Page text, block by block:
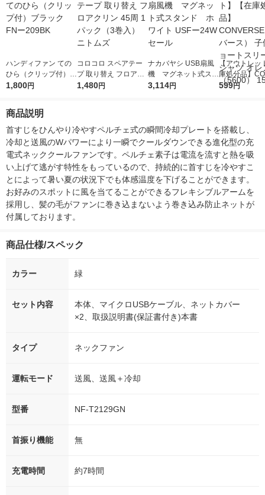
ハンディファン ての
ひら（クリップ付）ブ
ラック FNー209BK
1,800円
コロコロ スペアテー
プ 取り替え フロアク
リン 45周 1パック（3
1,480円
ナカバヤシ USB扇風
機 マグネット式スタ
ンド ホワイト USF
3,114円
【アウトレッ
庫処分品】
E（コンバー
599円
商品説明
首すじをひんやり冷やすペルチェ式の瞬間冷却プレートを搭載し、
冷却と送風のWパワーにより一瞬でクールダウンできる進化型の充
電式ネッククールファンです。ペルチェ素子は電流を流すと熱を吸
い上げて逃がす特性をもっているので、持続的に首すじを冷やすこ
とによって暑い夏の状況下でも体感温度を下げることができます。
お好みのスポットに風を当てることができるフレキシブルアームを
採用し、髪の毛がファンに巻き込まないよう巻き込み防止ネットが
付属しております。
商品仕様/スペック
カラー 緑
セット内容
本体、マイクロUSBケーブル、ネットカバー
×2、取扱説明書(保証書付き)本書
タイプ ネックファン
運転モード 送風、送風＋冷却
型番 NF-T2129GN
首振り機能 無
充電時間 約7時間